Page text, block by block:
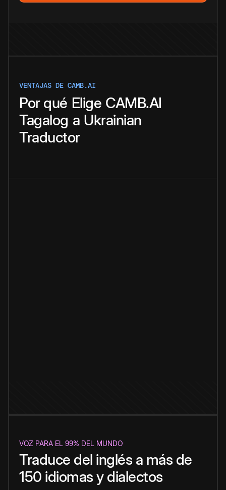
VENTAJAS DE CAMB.AI
Por qué Elige CAMB.AI
Tagalog a Ukrainian
Traductor
VOZ PARA EL 99% DEL MUNDO
Traduce del inglés a más de
150 idiomas y dialectos